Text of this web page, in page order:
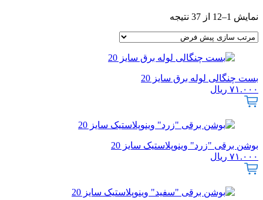
نمایش 1–12 از 37 نتیجه
بست چنگالی لوله برق سایز 20
۷۱.۰۰۰ ریال
بوشن برقی "زرد" وینوپلاستیک سایز 20
۷۱.۰۰۰ ریال